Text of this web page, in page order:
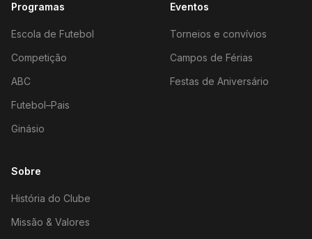
Programas
Escola de Futebol
Competição
ABC
Futebol–Pais
Ginásio
Eventos
Torneios e convívios
Campos de Férias
Festas de Aniversário
Sobre
História do Clube
Missão & Valores